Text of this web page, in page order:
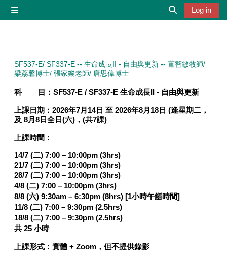
Log in
SF537-E/ SF337-E -- 生命成長II - 自由與更新 -- 董智敏牧師/
梁荔馨博士/ 張家樂老師/ 唐思偉博士
科 目： SF537-E / SF337-E 生命成長II - 自由與更新
上課日期： 2026年7月14日 至 2026年8月18日 (逢星期二，
及 8月8日全日(六)，(共7課)
上課時間：
14/7 (二) 7:00 – 10:00pm (3hrs)
21/7 (二) 7:00 – 10:00pm (3hrs)
28/7 (二) 7:00 – 10:00pm (3hrs)
4/8 (二) 7:00 – 10:00pm (3hrs)
8/8 (六) 9:30am – 6:30pm (8hrs) [1小時午饍時間]
11/8 (二) 7:00 – 9:30pm (2.5hrs)
18/8 (二) 7:00 – 9:30pm (2.5hrs)
共 25 小時
上課形式： 實體 + Zoom， 但不提供錄影